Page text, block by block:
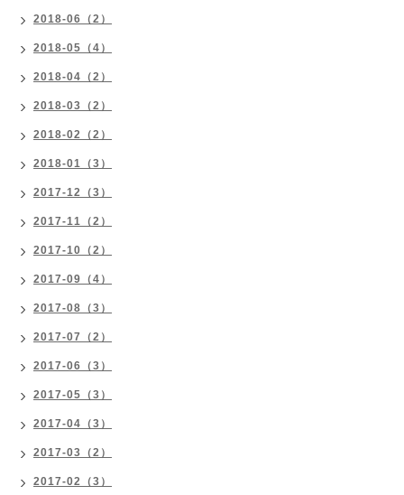
2018-06（2）
2018-05（4）
2018-04（2）
2018-03（2）
2018-02（2）
2018-01（3）
2017-12（3）
2017-11（2）
2017-10（2）
2017-09（4）
2017-08（3）
2017-07（2）
2017-06（3）
2017-05（3）
2017-04（3）
2017-03（2）
2017-02（3）